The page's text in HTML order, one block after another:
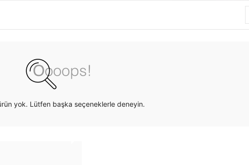
yok. Lütfen başka seçeneklerle deneyin.